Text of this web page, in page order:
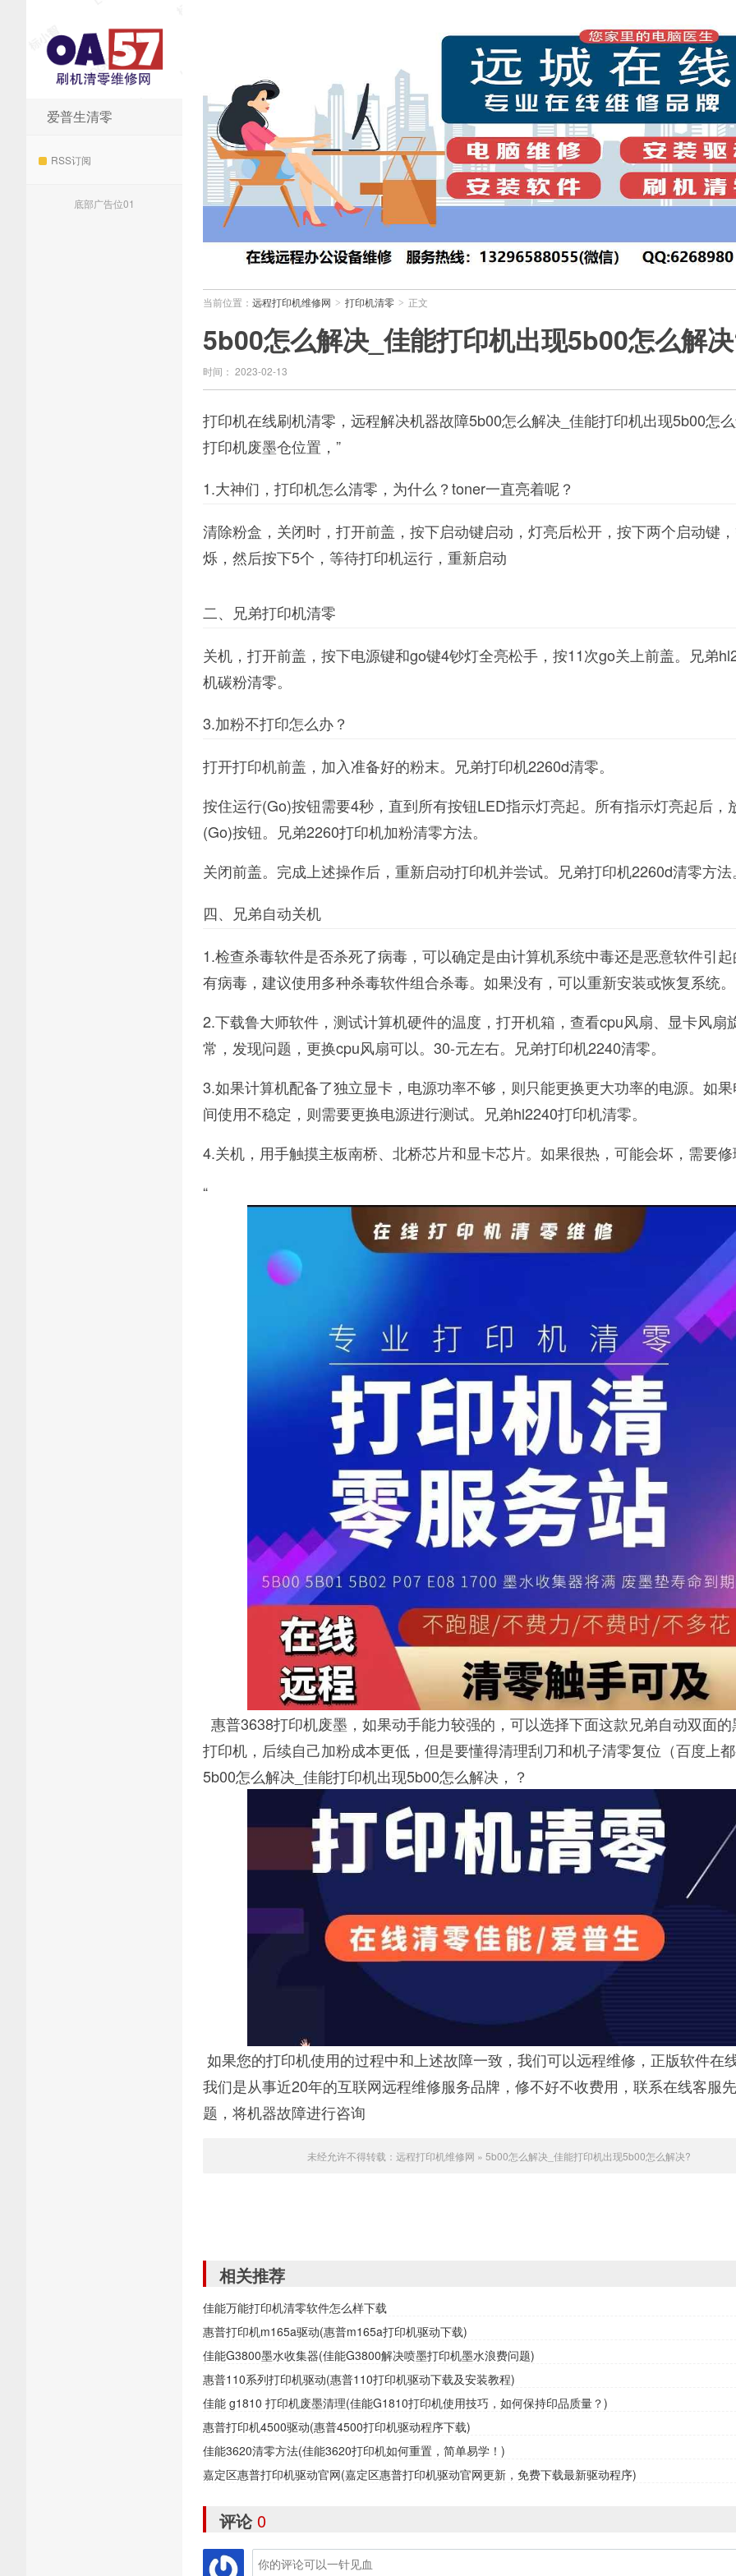
爱普生清零
RSS订阅
底部广告位01
当前位置： 远程打印机维修网 > 打印机清零 > 正文
5b00怎么解决_佳能打印机出现5b00怎么解
时间： 2023-02-13
打印机在线刷机清零，远程解决机器故障5b00怎么解决_佳能打印机出现5b00怎
打印机废墨仓位置，”
1.大神们，打印机怎么清零，为什么？toner一直亮着呢？
清除粉盒，关闭时，打开前盖，按下启动键启动，灯亮后松开，按下两个启动键
烁，然后按下5个，等待打印机运行，重新启动
二、兄弟打印机清零
关机，打开前盖，按下电源键和go键4钞灯全亮松手，按11次go关上前盖。兄弟
机碳粉清零。
3.加粉不打印怎么办？
打开打印机前盖，加入准备好的粉末。兄弟打印机2260d清零。
按住运行(Go)按钮需要4秒，直到所有按钮LED指示灯亮起。所有指示灯亮起后，
(Go)按钮。兄弟2260打印机加粉清零方法。
关闭前盖。完成上述操作后，重新启动打印机并尝试。兄弟打印机2260d清零方法
四、兄弟自动关机
1.检查杀毒软件是否杀死了病毒，可以确定是由计算机系统中毒还是恶意软件引
有病毒，建议使用多种杀毒软件组合杀毒。如果没有，可以重新安装或恢复系统。
2.下载鲁大师软件，测试计算机硬件的温度，打开机箱，查看cpu风扇、显卡风扇
常，发现问题，更换cpu风扇可以。30-元左右。兄弟打印机2240清零。
3.如果计算机配备了独立显卡，电源功率不够，则只能更换更大功率的电源。如
间使用不稳定，则需要更换电源进行测试。兄弟hl2240打印机清零。
4.关机，用手触摸主板南桥、北桥芯片和显卡芯片。如果很热，可能会坏，需要
“
惠普3638打印机废墨，如果动手能力较强的，可以选择下面这款兄弟自动双面
打印机，后续自己加粉成本更低，但是要懂得清理刮刀和机子清零复位（百度上
5b00怎么解决_佳能打印机出现5b00怎么解决，？
如果您的打印机使用的过程中和上述故障一致，我们可以远程维修，正版软件在
我们是从事近20年的互联网远程维修服务品牌，修不好不收费用，联系在线客服
题，将机器故障进行咨询
未经允许不得转载： 远程打印机维修网 » 5b00怎么解决_佳能打印机出现5b00怎么解决?
相关推荐
佳能万能打印机清零软件怎么样下载
惠普打印机m165a驱动(惠普m165a打印机驱动下载)
佳能G3800墨水收集器(佳能G3800解决喷墨打印机墨水浪费问题)
惠普110系列打印机驱动(惠普110打印机驱动下载及安装教程)
佳能 g1810 打印机废墨清理(佳能G1810打印机使用技巧，如何保持印品质量？)
惠普打印机4500驱动(惠普4500打印机驱动程序下载)
佳能3620清零方法(佳能3620打印机如何重置，简单易学！)
嘉定区惠普打印机驱动官网(嘉定区惠普打印机驱动官网更新，免费下载最新驱动程序)
评论 0